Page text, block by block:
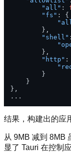
"all" :
"fs" :
{
} ,
"shell" :
} ,
"http" :
}
}
} ,
结果，构建出的应
从 9MB 减到 8MB
显了 Tauri 在控制